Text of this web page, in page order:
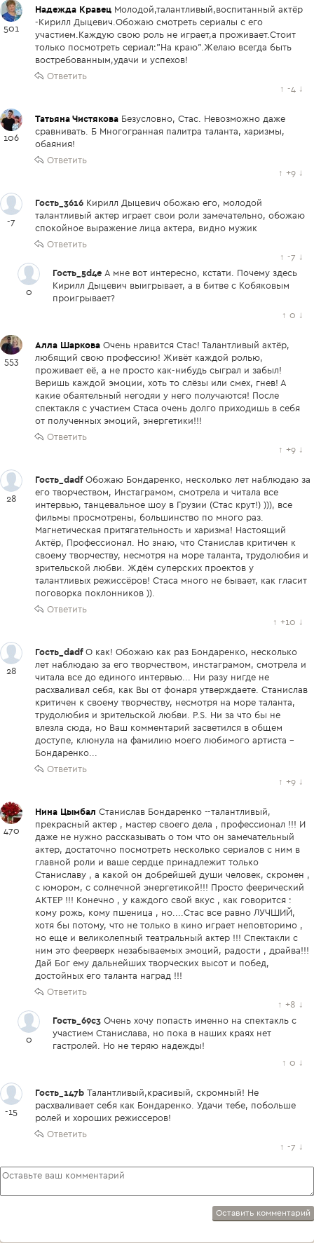
501
Надежда Кравец Молодой,талантливый,воспитанный актёр
-Кирилл Дыцевич.Обожаю смотреть сериалы с его
участием.Каждую свою роль не играет,а проживает.Стоит
только посмотреть сериал:"На краю".Желаю всегда быть
востребованным,удачи и успехов!
Ответить
↑ -4 ↓
106
Татьяна Чистякова Безусловно, Стас. Невозможно даже
сравнивать. Б Многогранная палитра таланта, харизмы,
обаяния!
Ответить
↑ +9 ↓
-7
Гость_3616 Кирилл Дыцевич обожаю его, молодой
талантливый актер играет свои роли замечательно, обожаю
спокойное выражение лица актера, видно мужик
Ответить
↑ -7 ↓
0
Гость_5d4e А мне вот интересно, кстати. Почему здесь
Кирилл Дыцевич выигрывает, а в битве с Кобяковым
проигрывает?
↑ 0 ↓
553
Алла Шаркова Очень нравится Стас! Талантливый актёр,
любящий свою профессию! Живёт каждой ролью,
проживает её, а не просто как-нибудь сыграл и забыл!
Веришь каждой эмоции, хоть то слёзы или смех, гнев! А
какие обаятельный негодяи у него получаются! После
спектакля с участием Стаса очень долго приходишь в себя
от полученных эмоций, энергетики!!!
Ответить
↑ +9 ↓
28
Гость_dadfОбожаю Бондаренко, несколько лет наблюдаю за
его творчеством, Инстаграмом, смотрела и читала все
интервью, танцевальное шоу в Грузии (Стас крут!) ))), все
фильмы просмотрены, большинство по много раз.
Магнетическая притягательность и харизма! Настоящий
Актёр, Профессионал. Но знаю, что Станислав критичен к
своему творчеству, несмотря на море таланта, трудолюбия и
зрительской любви. Ждём суперских проектов у
талантливых режиссёров! Стаса много не бывает, как гласит
поговорка поклонников )).
Ответить
↑ +10 ↓
28
Гость_dadfО как! Обожаю как раз Бондаренко, несколько
лет наблюдаю за его творчеством, инстаграмом, смотрела и
читала все до единого интервью... Ни разу нигде не
расхваливал себя, как Вы от фонаря утверждаете. Станислав
критичен к своему творчеству, несмотря на море таланта,
трудолюбия и зрительской любви. P.S. Ни за что бы не
влезла сюда, но Ваш комментарий засветился в общем
доступе, клюнула на фамилию моего любимого артиста -
Бондаренко...
Ответить
↑ +9 ↓
470
Нина Цымбал Станислав Бондаренко --талантливый,
прекрасный актер , мастер своего дела , профессионал !!! И
даже не нужно рассказывать о том что он замечательный
актер, достаточно посмотреть несколько сериалов с ним в
главной роли и ваше сердце принадлежит только
Станиславу , а какой он добрейшей души человек, скромен ,
с юмором, с солнечной энергетикой!!! Просто феерический
АКТЕР !!! Конечно , у каждого свой вкус , как говорится :
кому рожь, кому пшеница , но....Стас все равно ЛУЧШИЙ,
хотя бы потому, что не только в кино играет неповторимо ,
но еще и великолепный театральный актер !!! Спектакли с
ним это феерверк незабываемых эмоций, радости , драйва!!!
Дай Бог ему дальнейших творческих высот и побед,
достойных его таланта наград !!!
Ответить
↑ +8 ↓
0
Гость_69c3 Очень хочу попасть именно на спектакль с
участием Станислава, но пока в наших краях нет
гастролей. Но не теряю надежды!
↑ 0 ↓
-15
Гость_147b Талантливый,красивый, скромный! Не
расхваливает себя как Бондаренко. Удачи тебе, побольше
ролей и хороших режиссеров!
Ответить
↑ -7 ↓
Оставить комментарий